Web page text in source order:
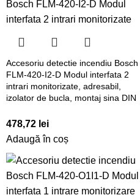
Accesoriu detectie incendiu Bosch
FLM-420-I2-D Modul interfata 2
intrari monitorizate, adresabil,
izolator de bucla, montaj sina DIN
478,72 lei
Adaugă în coș